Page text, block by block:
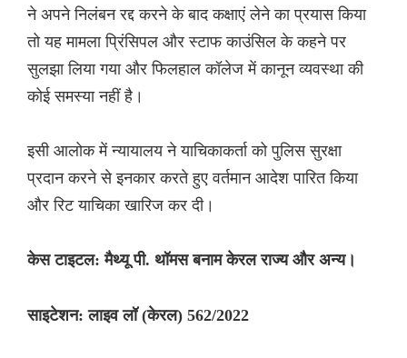
ने अपने निलंबन रद्द करने के बाद कक्षाएं लेने का प्रयास किया
तो यह मामला प्रिंसिपल और स्टाफ काउंसिल के कहने पर
सुलझा लिया गया और फिलहाल कॉलेज में कानून व्यवस्था की
कोई समस्या नहीं है।
इसी आलोक में न्यायालय ने याचिकाकर्ता को पुलिस सुरक्षा
प्रदान करने से इनकार करते हुए वर्तमान आदेश पारित किया
और रिट याचिका खारिज कर दी।
केस टाइटल: मैथ्यू पी. थॉमस बनाम केरल राज्य और अन्य।
साइटेशन: लाइव लॉ (केरल) 562/2022